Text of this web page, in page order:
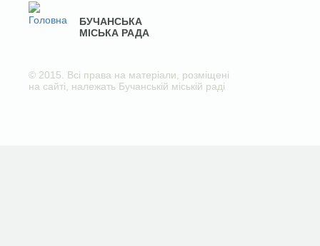
БУЧАНСЬКА
МІСЬКА РАДА
© 2015. Всі права на матеріали, розміщені
на сайті, належать Бучанській міській раді